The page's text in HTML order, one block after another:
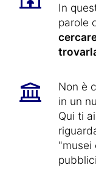
In
parole
Non è
in un
Qui ti
"musei